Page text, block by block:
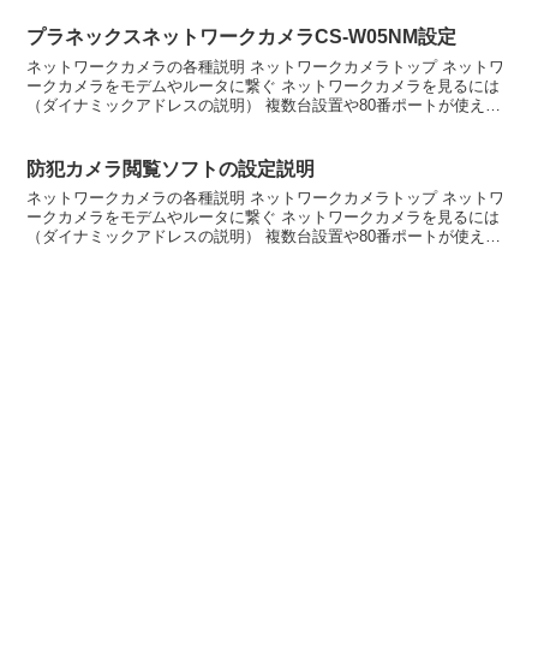
プラネックスネットワークカメラCS-W05NM設定
ネットワークカメラの各種説明 ネットワークカメラトップ ネットワ
ークカメラをモデムやルータに繋ぐ ネットワークカメラを見るには
（ダイナミックアドレスの説明） 複数台設置や80番ポートが使えな
防犯カメラ閲覧ソフトの設定説明
ネットワークカメラの各種説明 ネットワークカメラトップ ネットワ
ークカメラをモデムやルータに繋ぐ ネットワークカメラを見るには
（ダイナミックアドレスの説明） 複数台設置や80番ポートが使えな